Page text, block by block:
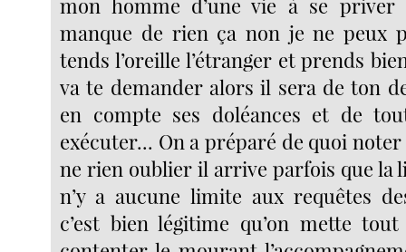
mon homme d’une vie à se
manque de rien ça non je ne peux
tends l’oreille l’étranger et prends
va te demander alors il sera de ton
en compte ses doléances et de
exécuter... On a préparé de quoi
ne rien oublier il arrive parfois que la
n’y a aucune limite aux requêtes
c’est bien légitime qu’on mette